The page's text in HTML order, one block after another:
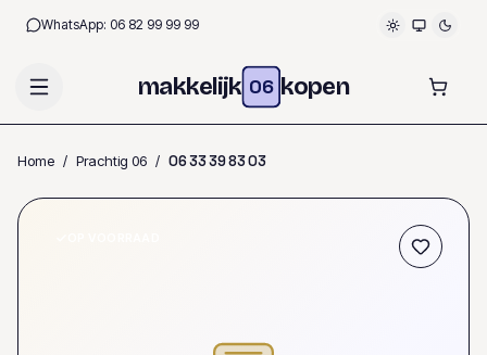
WhatsApp: 06 82 99 99 99
makkelijk 06 kopen
Home / Prachtig 06 / 0633398303